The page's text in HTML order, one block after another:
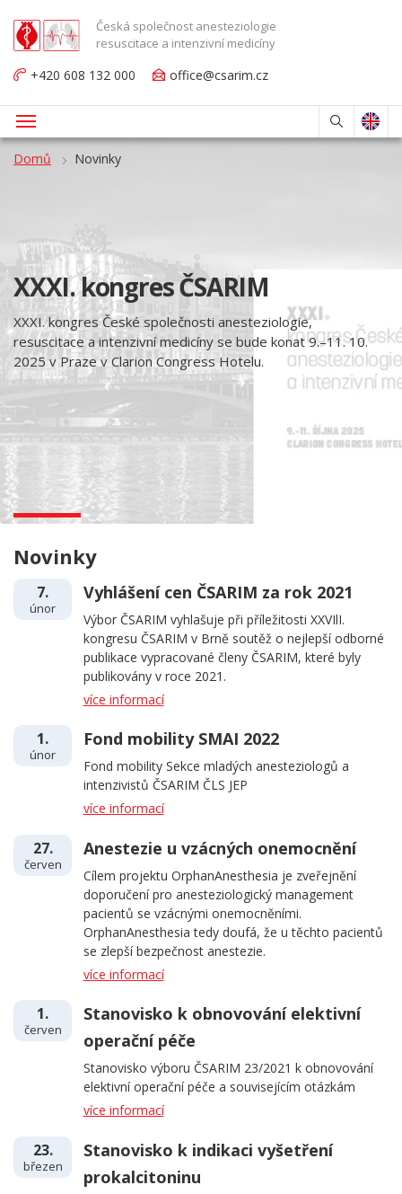
Česká společnost anesteziologie
resuscitace a intenzivní medicíny
+420 608 132 000 office@csarim.cz
Domů Novinky
XXXI. kongres ČSARIM
XXXI. kongres České společnosti anesteziologie,
resuscitace a intenzivní medicíny se bude konat 9.–11. 10.
2025 v Praze v Clarion Congress Hotelu.
Novinky
7.
únor
Vyhlášení cen ČSARIM za rok 2021
Výbor ČSARIM vyhlašuje při příležitosti XXVIlI.
kongresu ČSARIM v Brně soutěž o nejlepší odborné
publikace vypracované členy ČSARIM, které byly
publikovány v roce 2021.
více informací
1.
únor
Fond mobility SMAI 2022
Fond mobility Sekce mladých anesteziologů a
intenzivistů ČSARIM ČLS JEP
více informací
27.
červen
Anestezie u vzácných onemocnění
Cílem projektu OrphanAnesthesia je zveřejnění
doporučení pro anesteziologický management
pacientů se vzácnými onemocněními.
OrphanAnesthesia tedy doufá, že u těchto pacientů
se zlepší bezpečnost anestezie.
více informací
1.
červen
Stanovisko k obnovování elektivní
operační péče
Stanovisko výboru ČSARIM 23/2021 k obnovování
elektivní operační péče a souvisejícím otázkám
více informací
23.
březen
Stanovisko k indikaci vyšetření
prokalcitoninu